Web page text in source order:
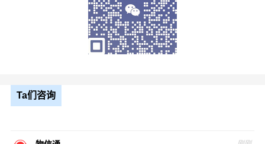
2、灵活性：我公司可以根据客户的需求和要求，提供个性
化的物流方案和服务，满足客户的不同需求；
企业竞争力；
4、信息化：我公司通过信息化技术，实现物流信息的实时
5、风险控制：我公司具备丰富的风险管理经验和应对能
Ta们咨询